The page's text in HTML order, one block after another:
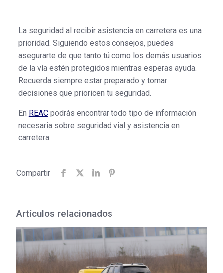
La seguridad al recibir asistencia en carretera es una
prioridad. Siguiendo estos consejos, puedes
asegurarte de que tanto tú como los demás usuarios
de la vía estén protegidos mientras esperas ayuda.
Recuerda siempre estar preparado y tomar
decisiones que prioricen tu seguridad.
En REACpodrás encontrar todo tipo de información
necesaria sobre seguridad vial y asistencia en
carretera.
Compartir
Artículos relacionados